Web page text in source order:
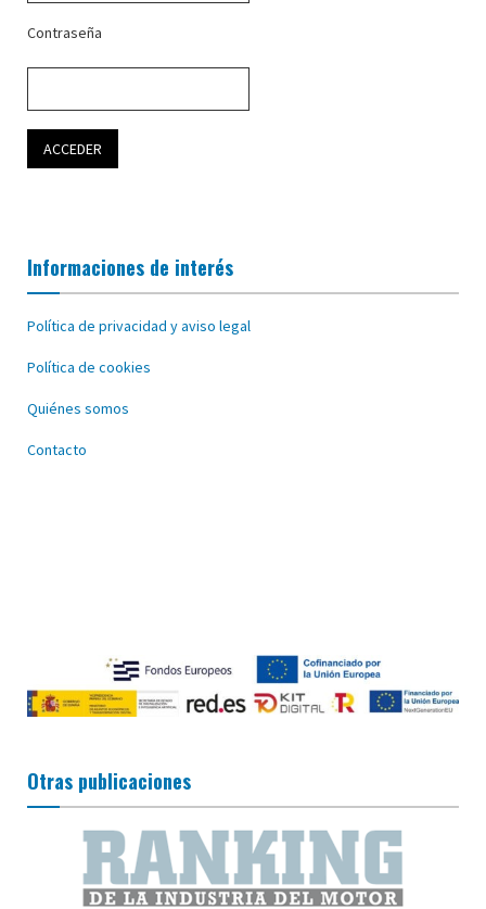
Contraseña
Informaciones de interés
Política de privacidad y aviso legal
Política de cookies
Quiénes somos
Contacto
Otras publicaciones